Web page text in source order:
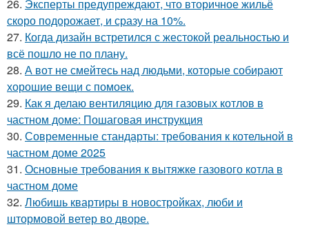
26. Эксперты предупреждают, что вторичное жильё
скоро подорожает, и сразу на 10%.
27. Когда дизайн встретился с жестокой реальностью и
всё пошло не по плану.
28. А вот не смейтесь над людьми, которые собирают
хорошие вещи с помоек.
29. Как я делаю вентиляцию для газовых котлов в
частном доме: Пошаговая инструкция
30. Современные стандарты: требования к котельной в
частном доме 2025
31. Основные требования к вытяжке газового котла в
частном доме
32. Любишь квартиры в новостройках, люби и
штормовой ветер во дворе.